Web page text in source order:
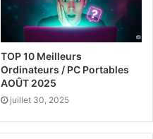
TOP 10 Meilleurs
Ordinateurs / PC Portables
AOÛT 2025
juillet 30, 2025